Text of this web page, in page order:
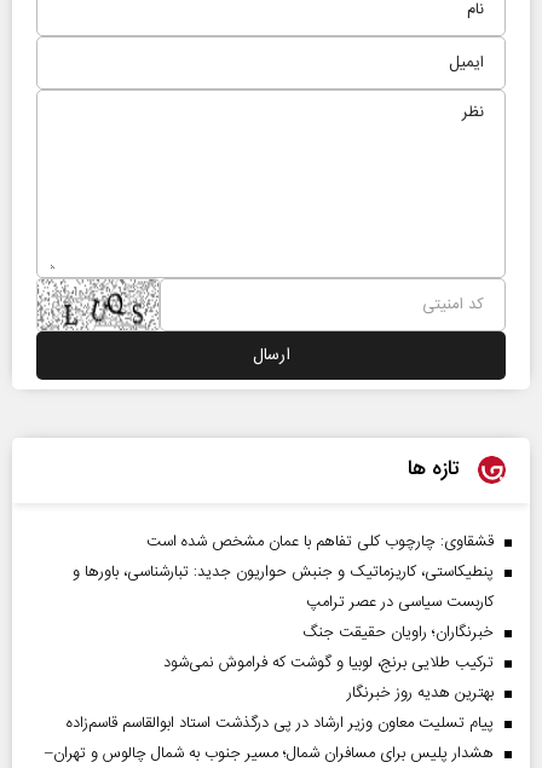
تازه ها
قشقاوی: چارچوب کلی تفاهم با عمان مشخص شده است
پنطیکاستی، کاریزماتیک و جنبش حواریون جدید: تبارشناسی، باور‌ها و
کاربست سیاسی در عصر ترامپ
خبرنگاران؛ راویان حقیقت جنگ
ترکیب طلایی برنج، لوبیا و گوشت که فراموش نمی‌شود
بهترین هدیه روز خبرنگار
پیام تسلیت معاون وزیر ارشاد در پی درگذشت استاد ابوالقاسم قاسم‌زاده
هشدار پلیس برای مسافران شمال؛ مسیر جنوب به شمال چالوس و تهران–